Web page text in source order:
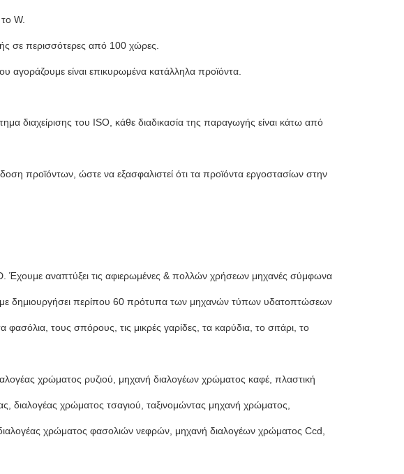
W.
σε περισσότερες από 100 χώρες.
είναι επικυρωμένα κατάλληλα προϊόντα.
διαχείρισης του ISO, κάθε διαδικασία της παραγωγής είναι κάτω από
προϊόντων, ώστε να εξασφαλιστεί ότι τα προϊόντα εργοστασίων στην
Έχουμε αναπτύξει τις αφιερωμένες & πολλών χρήσεων μηχανές σύμφωνα
δημιουργήσει περίπου 60 πρότυπα των μηχανών τύπων υδατοπτώσεων
τους σπόρους, τις μικρές γαρίδες, τα καρύδια, το σιτάρι, το
χρώματος ρυζιού, μηχανή διαλογέων χρώματος καφέ, πλαστική
διαλογέας χρώματος τσαγιού, ταξινομώντας μηχανή χρώματος,
χρώματος φασολιών νεφρών, μηχανή διαλογέων χρώματος Ccd,